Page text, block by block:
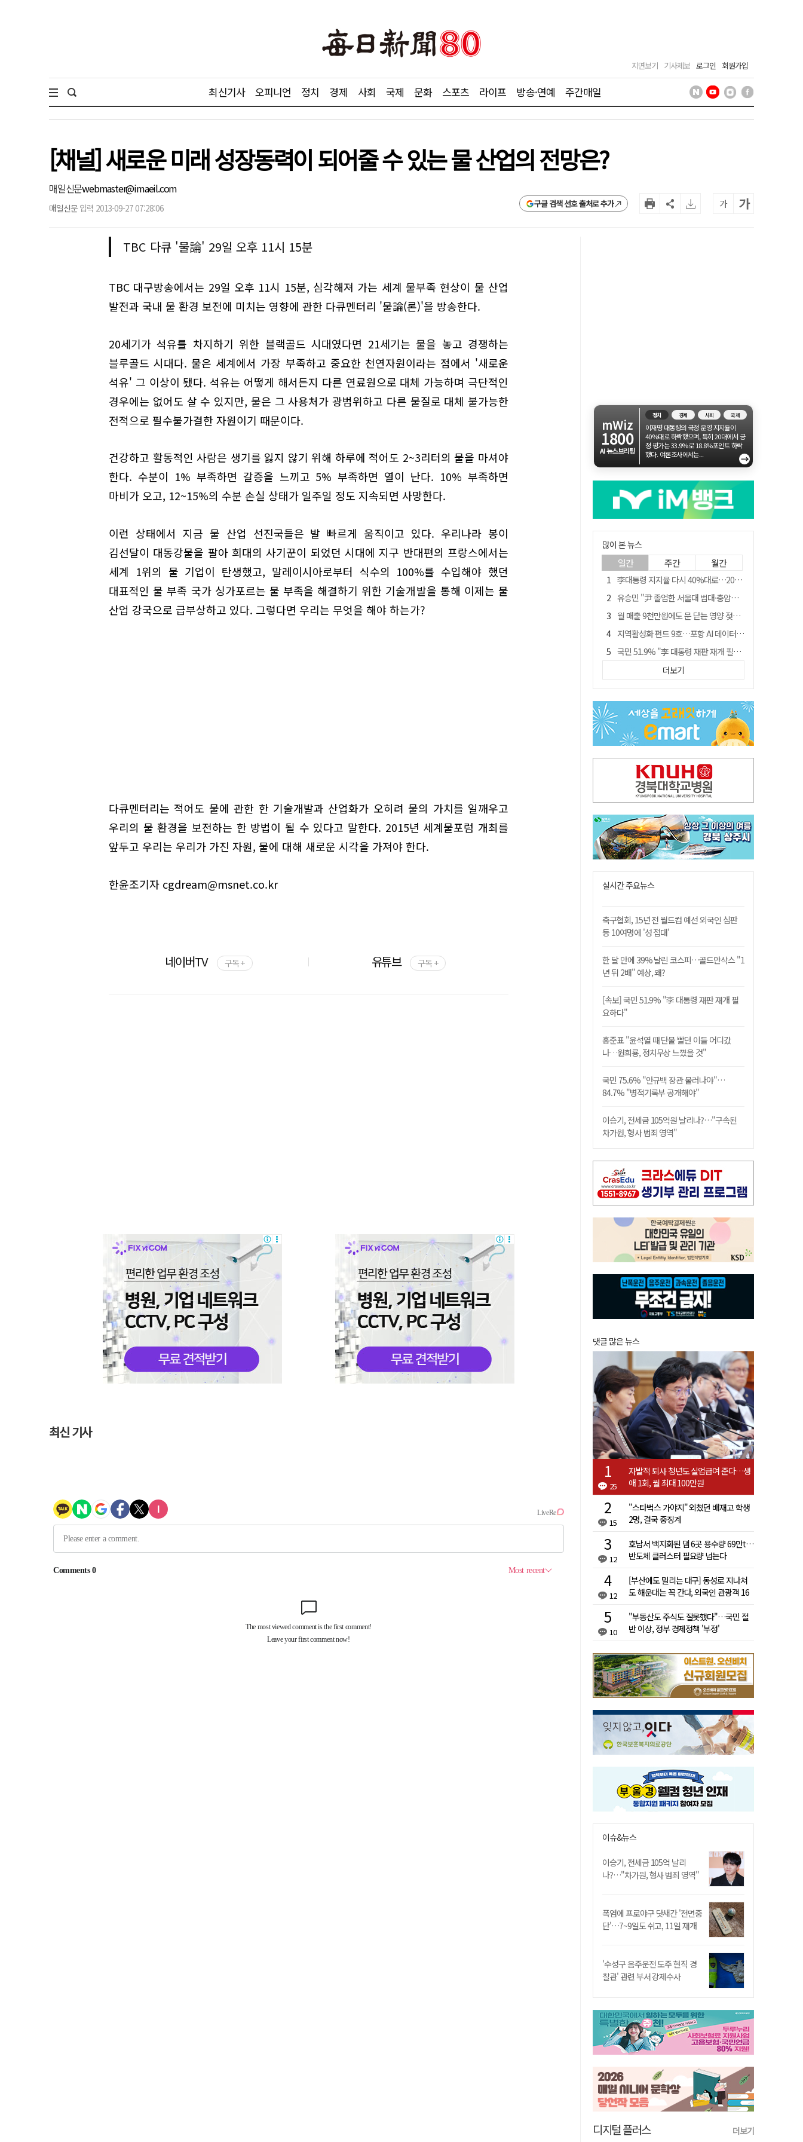
지면보기 기사제보 로그인 회원가입
최신기사 오피니언 정치 경제 사회 국제 문화 스포츠 라이프 방송·연예 주간매일
[채널] 새로운 미래 성장동력이 되어줄 수 있는 물 산업의 전망은?
매일신문webmaster@imaeil.com
매일신문 입력 2013-09-27 07:28:06 구글 검색 선호 출처로 추가 가 가
TBC 다큐 '물論' 29일 오후 11시 15분
TBC 대구방송에서는 29일 오후 11시 15분, 심각해져 가는 세계 물부족 현상이 물 산업
발전과 국내 물 환경 보전에 미치는 영향에 관한 다큐멘터리 '물論(론)'을 방송한다.
20세기가 석유를 차지하기 위한 블랙골드 시대였다면 21세기는 물을 놓고 경쟁하는
블루골드 시대다. 물은 세계에서 가장 부족하고 중요한 천연자원이라는 점에서 '새로운
석유' 그 이상이 됐다. 석유는 어떻게 해서든지 다른 연료원으로 대체 가능하며 극단적인
경우에는 없어도 살 수 있지만, 물은 그 사용처가 광범위하고 다른 물질로 대체 불가능한
전적으로 필수불가결한 자원이기 때문이다.
건강하고 활동적인 사람은 생기를 잃지 않기 위해 하루에 적어도 2~3리터의 물을 마셔야
한다. 수분이 1% 부족하면 갈증을 느끼고 5% 부족하면 열이 난다. 10% 부족하면
마비가 오고, 12~15%의 수분 손실 상태가 일주일 정도 지속되면 사망한다.
이런 상태에서 지금 물 산업 선진국들은 발 빠르게 움직이고 있다. 우리나라 봉이
김선달이 대동강물을 팔아 희대의 사기꾼이 되었던 시대에 지구 반대편의 프랑스에서는
세계 1위의 물 기업이 탄생했고, 말레이시아로부터 식수의 100%를 수입해야 했던
대표적인 물 부족 국가 싱가포르는 물 부족을 해결하기 위한 기술개발을 통해 이제는 물
산업 강국으로 급부상하고 있다. 그렇다면 우리는 무엇을 해야 하는가?
다큐멘터리는 적어도 물에 관한 한 기술개발과 산업화가 오히려 물의 가치를 일깨우고
우리의 물 환경을 보전하는 한 방법이 될 수 있다고 말한다. 2015년 세계물포럼 개최를
앞두고 우리는 우리가 가진 자원, 물에 대해 새로운 시각을 가져야 한다.
한윤조기자 cgdream@msnet.co.kr
네이버TV 구독 + 유튜브 구독 +
최신 기사
mWiz
1800
AI 뉴스브리핑
정치 경제 사회 국제
이재명 대통령의 국정 운영 지지율이
40%대로 하락했으며, 특히 20대에서 긍
정 평가는 33.9%로 18.8%포인트 하락
했다. 여론조사에서는...
→
많이 본 뉴스
일간 주간 월간
李대통령 지지율 다시 40%대로…20대는 18.8%p 급락
유승민 "尹 졸업한 서울대 법대·충암고도 없애야"…李 육사 통합 직격
월 매출 9천만원에도 문 닫는 영양 젖소농장… "일할 사람이 없어"
지역활성화 펀드 9호…포항 AI 데이터센터에 6천억 투입
국민 51.9% "李 대통령 재판 재개 필요하다"
경북 영천시, 9월부터 11월까지 반값 여행 혜택 제공
'솔리다임 IPO 추진설' SK하이닉스, 주가 9% 급락
경찰, 홍명보 선임 의혹 수사…대한축구협회 전격 압수수색
"김용민, 흑백논리로 세상 보는 듯" 검찰 내부서 지탄
더보기
실시간 주요뉴스
축구협회, 15년 전 월드컵 예선 외국인 심판
등 10여명에 '성 접대'
한 달 만에 39% 날린 코스피…골드만삭스 "1
년 뒤 2배" 예상, 왜?
[속보] 국민 51.9% "李 대통령 재판 재개 필
요하다"
홍준표 "윤석열 때 단물 빨던 이들 어디갔
나…원희룡, 정치무상 느꼈을 것"
국민 75.6% "안규백 장관 물러나야"…
84.7% "병적기록부 공개해야"
이승기, 전세금 105억원 날리나?…"구속된
차가원, 형사 범죄 영역"
댓글 많은 뉴스
25
자발적 퇴사 청년도 실업급여 준다…생
애 1회, 월 최대 100만원
15
"스타벅스 가야지" 외쳤던 배재고 학생
2명, 결국 중징계
12
호남서 백지화된 댐 6곳 용수량 69만t…
반도체 클러스터 필요량 넘는다
12
[부산에도 밀리는 대구] 동성로 지나쳐
도 해운대는 꼭 간다, 외국인 관광객 16
10
"부동산도 주식도 잘못했다"…국민 절
반 이상, 정부 경제정책 '부정'
이슈&뉴스
이승기, 전세금 105억 날리
나?…"차가원, 형사 범죄 영역"
폭염에 프로야구 닷새간 '전면중
단'…7~9일도 쉬고, 11일 재개
'수성구 음주운전 도주 현직 경
찰관' 관련 부서 강제수사
디지털 플러스 더보기